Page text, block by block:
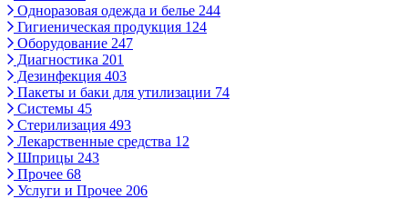
Одноразовая одежда и белье 244
Гигиеническая продукция 124
Оборудование 247
Диагностика 201
Дезинфекция 403
Пакеты и баки для утилизации 74
Системы 45
Стерилизация 493
Лекарственные средства 12
Шприцы 243
Прочее 68
Услуги и Прочее 206